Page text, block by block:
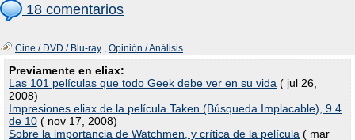
18 comentarios
Cine / DVD / Blu-ray , Opinión / Análisis
Previamente en eliax:
Las 101 películas que todo Geek debe ver en su vida ( jul 26,
2008)
Impresiones eliax de la película Taken (Búsqueda Implacable), 9.4
de 10 ( nov 17, 2008)
Sobre la importancia de Watchmen, y crítica de la película ( mar